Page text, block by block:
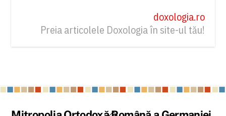
doxologia.ro
Preia articolele Doxologia în site-ul tău!
Back